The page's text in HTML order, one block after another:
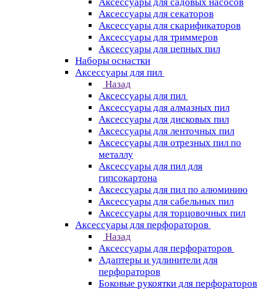
Аксессуары для секаторов
Аксессуары для скарификаторов
Аксессуары для триммеров
Аксессуары для цепных пил
Наборы оснастки
Аксессуары для пил
Назад
Аксессуары для пил
Аксессуары для алмазных пил
Аксессуары для дисковых пил
Аксессуары для ленточных пил
Аксессуары для отрезных пил по
металлу
Аксессуары для пил для
гипсокартона
Аксессуары для пил по алюминию
Аксессуары для сабельных пил
Аксессуары для торцовочных пил
Аксессуары для перфораторов
Назад
Аксессуары для перфораторов
Адаптеры и удлинители для
перфораторов
Боковые рукоятки для перфораторов